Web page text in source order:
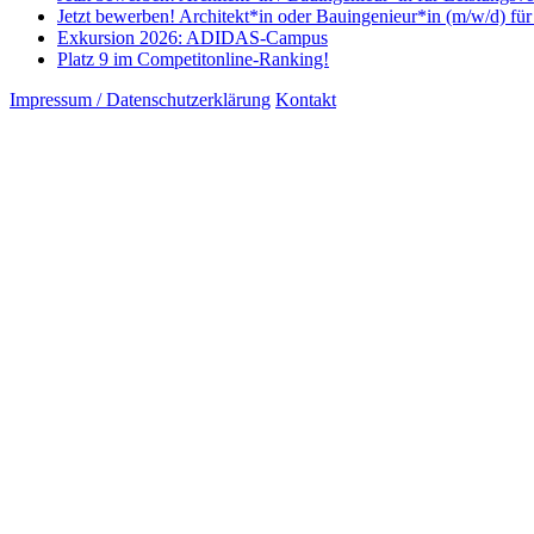
Jetzt bewerben! Architekt*in oder Bauingenieur*in (m/w/d)
Exkursion 2026: ADIDAS-Campus
Platz 9 im Competitonline-Ranking!
Impressum / Datenschutzerklärung Kontakt